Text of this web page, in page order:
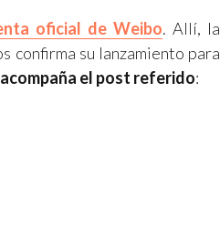
oficial de Weibo. Allí, la
confirma su lanzamiento para
el post referido: